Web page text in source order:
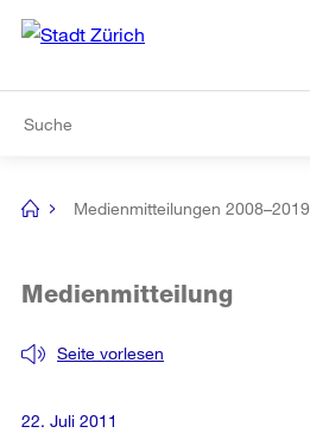
Navigation
[no
Medienmitteilungen 2008–2019
Seite vorlesen
Medienmitteilung
22. Juli 2011